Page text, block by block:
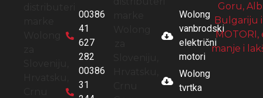
00386
41
627
282
00386
31
Wolong
vanbrodski
električni
motori
Wolong
tvrtka